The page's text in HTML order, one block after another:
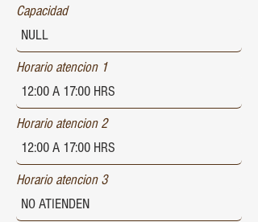
Capacidad
Horario atencion 1
Horario atencion 2
Horario atencion 3